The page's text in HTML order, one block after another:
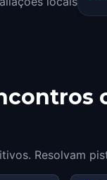
Resolvam